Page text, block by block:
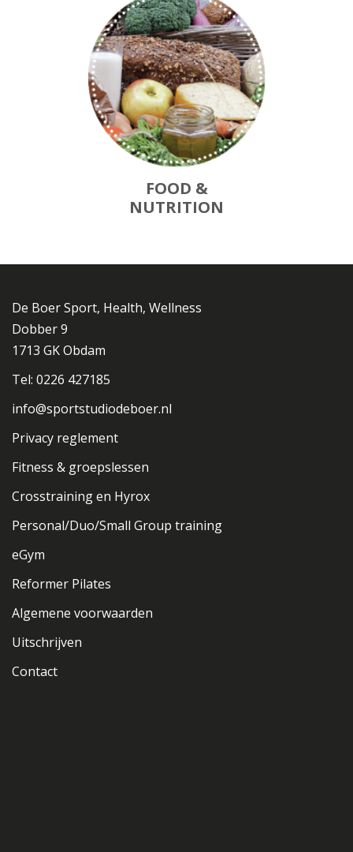
FOOD &
NUTRITION
De Boer Sport, Health, Wellness
Dobber 9
1713 GK Obdam
Tel: 0226 427185
info@sportstudiodeboer.nl
Privacy reglement
Fitness & groepslessen
Crosstraining en Hyrox
Personal/Duo/Small Group training
eGym
Reformer Pilates
Algemene voorwaarden
Uitschrijven
Contact